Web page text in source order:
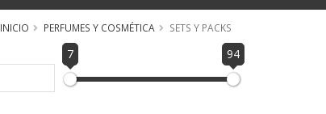
INICIO PERFUMES Y COSMÉTICA SETS Y PACKS
7 94